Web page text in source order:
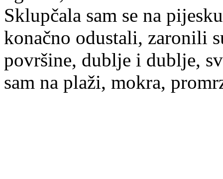
Sklupčala sam se na
konačno odustali, zaronili
površine, dublje i dublje,
sam na plaži, mokra,